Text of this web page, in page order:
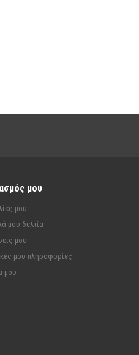
μου
μου
μου δελτία
μου
μου πληροφορίες
μου